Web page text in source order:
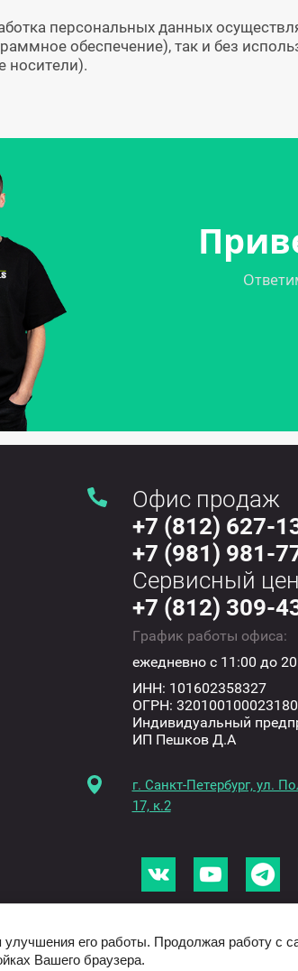
персональных данных
обеспечение), так и без
носители).
Офис продаж
+7 (812) 627-
+7 (981) 981-
Сервисный
+7 (812) 309-
График работы офиса:
ежедневно с 11:00 до
ИНН: 101602358327
ОГРН: 320100100023180
Индивидуальный
ИП Пешков Д.А
г. Санкт-Петербург, ул.
17, к.2
его работы. Продолжая работу с
Вашего браузера.